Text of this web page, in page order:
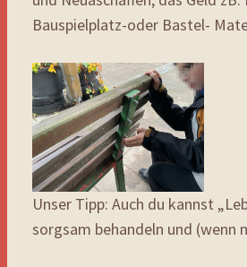
Bauspielplatz-oder Bastel-
Unser Tipp: Auch du kannst
sorgsam behandeln und (wenn